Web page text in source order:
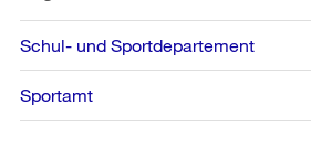
Schul- und Sportdepartement
Sportamt